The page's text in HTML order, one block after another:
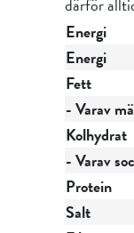
därför
Energi
Energi
Fett
- Varav
Kolhydrat
- Varav
Protein
Salt